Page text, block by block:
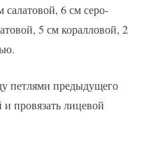
салатовой, 6 см серо-
5 см коралловой, 2
петлями предыдущего
провязать лицевой